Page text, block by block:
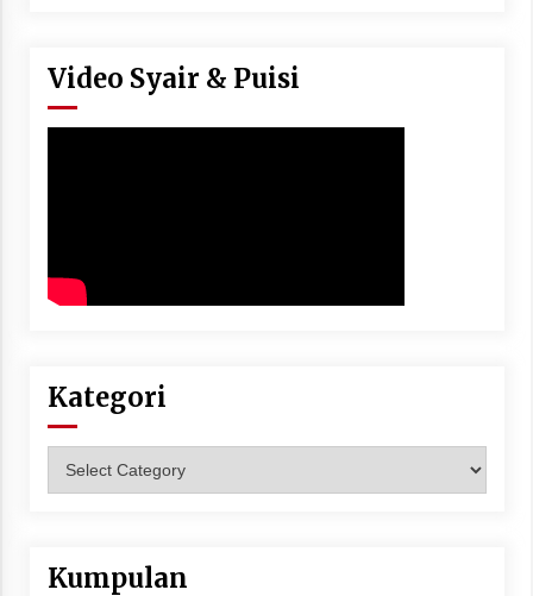
Video Syair & Puisi
Kategori
Kumpulan